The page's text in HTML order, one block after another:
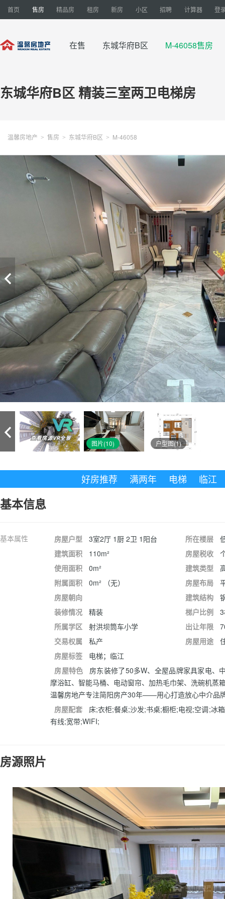
首页 售房 精品房 租房 新房 小区 招聘 计算器 登
在售 东城华府B区 M-46058售房
东城华府B区 精装三室两卫电梯房
温馨房地产 > 售房 > 东城华府B区 > M-46058
图片(10) 户型图(1)
好房推荐 满两年 电梯 临江
基本信息
基本属性 房屋户型 3室2厅 1厨 2卫 1阳台 所在楼层
建筑面积
110m² 房屋税收
使用面积
0m² 建筑类型
附属面积
0m² （无） 房屋布局
房屋朝向
建筑结构
装修情况
精装 梯户比例
所属学区
射洪坝筒车小学 出让年限
交易权属
私产 房屋用途
房屋标签
电梯；临江
房屋特色
房东装修了50多W、全屋品牌家具家电、
摩浴缸、智能马桶、电动窗帘、加热毛巾架、洗碗机蒸
温馨房地产专注简阳房产30年——用心打造放心中介品
房屋配套
床;衣柜;餐桌;沙发;书桌;橱柜;电视;空调;冰
有线;宽带;WIFI;
房源照片